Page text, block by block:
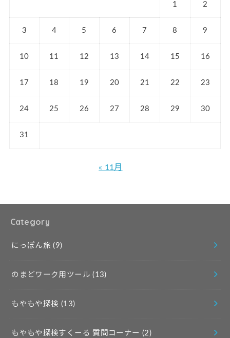
1 2
3 4 5 6 7 8 9
10 11 12 13 14 15 16
17 18 19 20 21 22 23
24 25 26 27 28 29 30
31
« 11月
Category
にっぽん旅(9)
のまどワーク用ツール(13)
もやもや探検 (13)
もやもや探検すくーる 質問コーナー (2)